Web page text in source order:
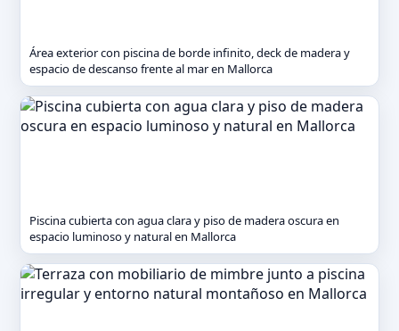
Área exterior con piscina de borde infinito, deck de madera y
espacio de descanso frente al mar en Mallorca
Piscina cubierta con agua clara y piso de madera oscura en
espacio luminoso y natural en Mallorca